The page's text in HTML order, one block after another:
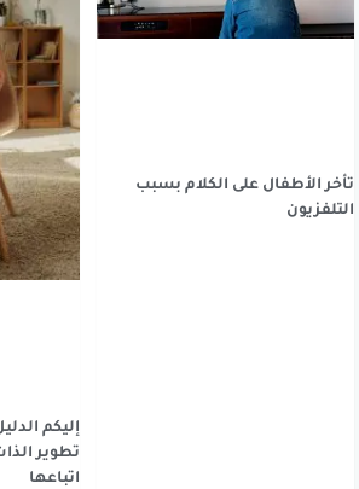
تأخر الأطفال على الكلام بسبب
التلفزيون
إليكم
تطوير
اتباعها